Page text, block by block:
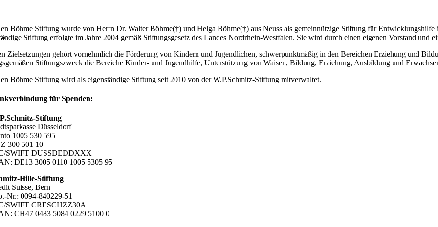
Böhme Stiftung wurde von Herrn Dr. Walter Böhme(†) und Helga Böhme(†) aus Neuss als gemeinnützige Stiftung für Entwicklungshilfe
Stiftung erfolgte im Jahre 2004 gemäß Stiftungsgesetz des Landes Nordrhein-Westfalen. Sie wird durch einen eigenen Vorstand und
Zielsetzungen gehört vornehmlich die Förderung von Kindern und Jugendlichen, schwerpunktmäßig in den Bereichen Erziehung und
Stiftungszweck die Bereiche Kinder- und Jugendhilfe, Unterstützung von Waisen, Bildung, Erziehung, Ausbildung und
Böhme Stiftung wird als eigenständige Stiftung seit 2010 von der W.P.Schmitz-Stiftung mitverwaltet.
für Spenden:
Stiftung
Düsseldorf
1005 530 595
300 501 10
SWIFT DUSSDEDDXXX
DE13 3005 0110 1005 5305 95
Hille-Stiftung
Suisse, Bern
Nr.: 0094-840229-51
SWIFT CRESCHZZ30A
CH47 0483 5084 0229 5100 0